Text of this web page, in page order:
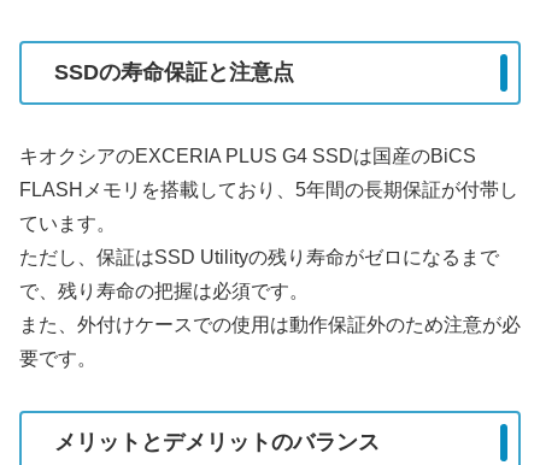
SSDの寿命保証と注意点
キオクシアのEXCERIA PLUS G4 SSDは国産のBiCS
FLASHメモリを搭載しており、5年間の長期保証が付帯し
ています。
ただし、保証はSSD Utilityの残り寿命がゼロになるまで
で、残り寿命の把握は必須です。
また、外付けケースでの使用は動作保証外のため注意が必
要です。
メリットとデメリットのバランス